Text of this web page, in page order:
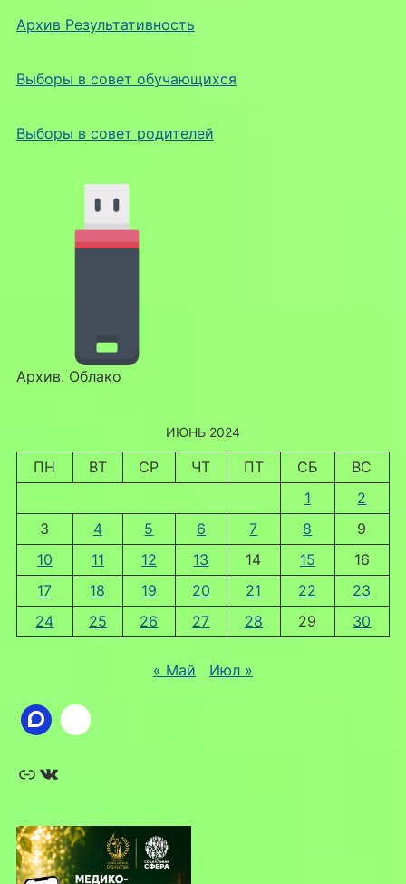
Архив Результативность
Выборы в совет обучающихся
Выборы в совет родителей
Архив. Облако
ИЮНЬ 2024
ПН ВТ СР ЧТ ПТ СБ
ВС
1
2
3
4 5 6 7 8
9
10
11 12 13 14 15
16
17
18 19 20 21 22
23
24
25 26 27 28 29 30
« Май Июл »